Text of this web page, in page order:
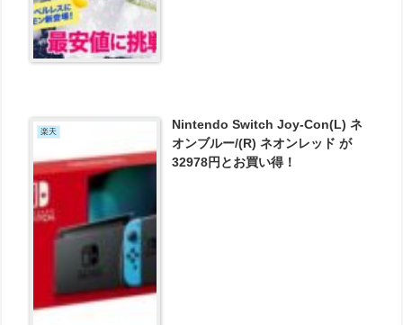
楽天
Nintendo Switch Joy-Con(L) ネ
オンブルー/(R) ネオンレッド が
32978円とお買い得！